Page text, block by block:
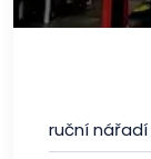
ruční nářadí